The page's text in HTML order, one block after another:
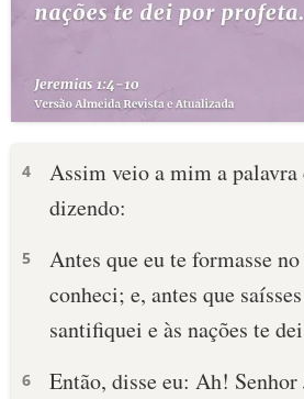
4
Assim veio a mim a palavra
dizendo:
5
Antes que eu te formasse
conheci; e, antes que
santifiquei e às nações te
6 Então, disse eu: Ah!